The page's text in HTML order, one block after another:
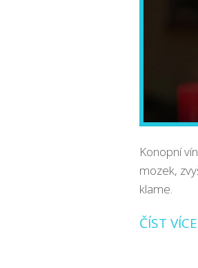
Konopní
mozek,
klame.
ČÍST VÍCE